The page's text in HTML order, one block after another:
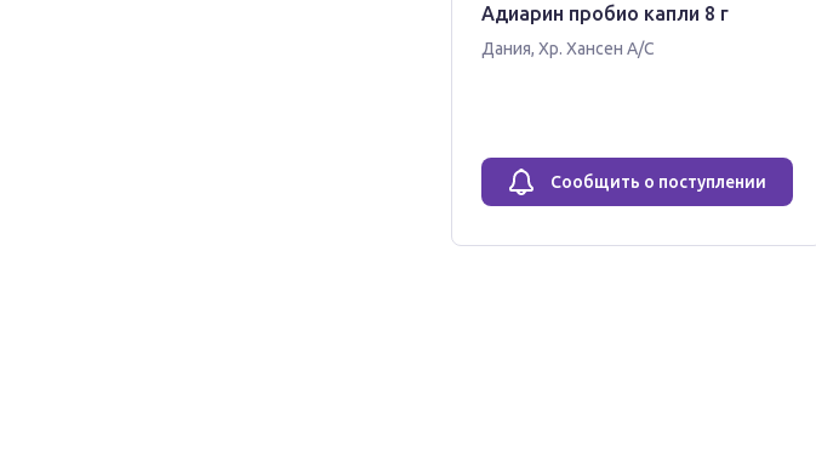
Адиарин пробио капли 8 г
Дания, Хр. Хансен А/С
Сообщить о поступлении